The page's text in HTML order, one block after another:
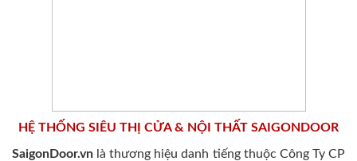
HỆ THỐNG SIÊU THỊ CỬA & NỘI THẤT SAIGONDOOR
SaigonDoor.vn là thương hiệu danh tiếng thuộc Công Ty CP